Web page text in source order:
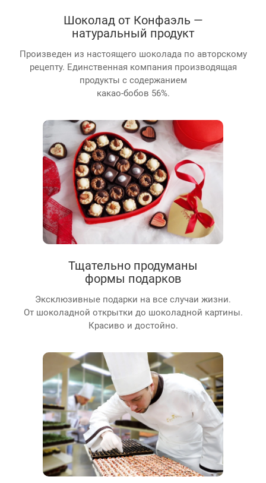
Шоколад от Конфаэль —
натуральный продукт
Произведен из настоящего шоколада по авторскому
рецепту. Единственная компания производящая
продукты с содержанием
какао-бобов 56%.
Тщательно продуманы
формы подарков
Эксклюзивные подарки на все случаи жизни.
От шоколадной открытки до шоколадной картины.
Красиво и достойно.